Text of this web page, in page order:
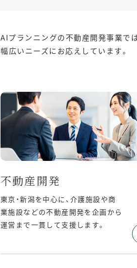
AIプランニングの不動産開発事業で
幅広いニーズにお応えしています。
不動産開発
東京・新潟を中心に、介護施設や商
業施設などの不動産開発を企画から
運営まで一貫して支援します。